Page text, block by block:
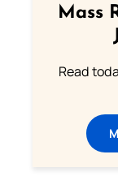
Mass
Read